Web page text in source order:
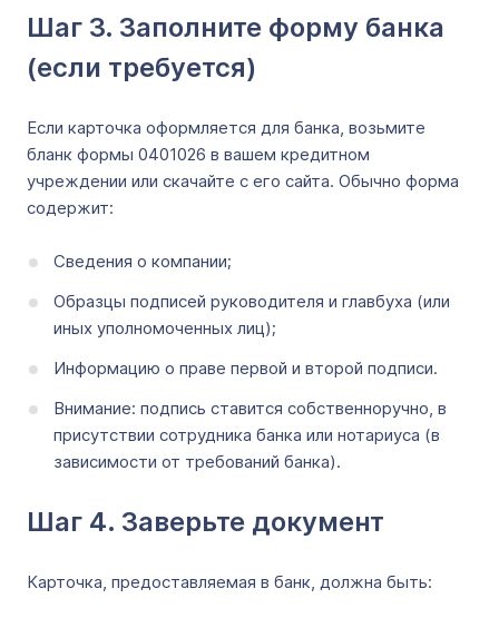
Шаг 3. Заполните форму банка
(если требуется)
Если карточка оформляется для банка, возьмите
бланк формы 0401026 в вашем кредитном
учреждении или скачайте с его сайта. Обычно форма
содержит:
Сведения о компании;
Образцы подписей руководителя и главбуха (или
иных уполномоченных лиц);
Информацию о праве первой и второй подписи.
Внимание: подпись ставится собственноручно, в
присутствии сотрудника банка или нотариуса (в
зависимости от требований банка).
Шаг 4. Заверьте документ
Карточка, предоставляемая в банк, должна быть: